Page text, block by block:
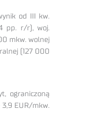
od III kw.
pp. r/r), woj.
mkw. wolnej
(127 000
ograniczoną
EUR/mkw.